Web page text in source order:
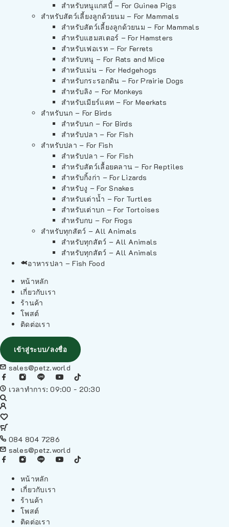
สำหรับหนูแกสบี้ – For Guinea Pigs
สำหรับสัตว์เลี้ยงลูกด้วยนม – For Mammals
สำหรับสัตว์เลี้ยงลูกด้วยนม – For Mammals
สำหรับแฮมสเตอร์ – For Hamsters
สำหรับเฟอเรท – For Ferrets
สำหรับหนู – For Rats and Mice
สำหรับเม่น – For Hedgehogs
สำหรับกระรอกดิน – For Prairie Dogs
สำหรับลิง – For Monkeys
สำหรับเมียร์แคท – For Meerkats
สำหรับนก – For Birds
สำหรับนก – For Birds
สำหรับปลา – For Fish
สำหรับปลา – For Fish
สำหรับปลา – For Fish
สำหรับสัตว์เลื้อยคลาน – For Reptiles
สำหรับกิ้งก่า – For Lizards
สำหรับงู – For Snakes
สำหรับเต่าน้ำ – For Turtles
สำหรับเต่าบก – For Tortoises
สำหรับกบ – For Frogs
สำหรับทุกสัตว์ – All Animals
สำหรับทุกสัตว์ – All Animals
สำหรับทุกสัตว์ – All Animals
อาหารปลา – Fish Food
หน้าหลัก
เกี่ยวกับเรา
ร้านค้า
โพสต์
ติดต่อเรา
เข้าสู่ระบบ/ลงชื่อ
sales@petz.world
เวลาทำการ: 09:00 - 20:30
084 804 7286
sales@petz.world
หน้าหลัก
เกี่ยวกับเรา
ร้านค้า
โพสต์
ติดต่อเรา